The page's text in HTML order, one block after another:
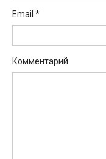
Email *
Комментарий